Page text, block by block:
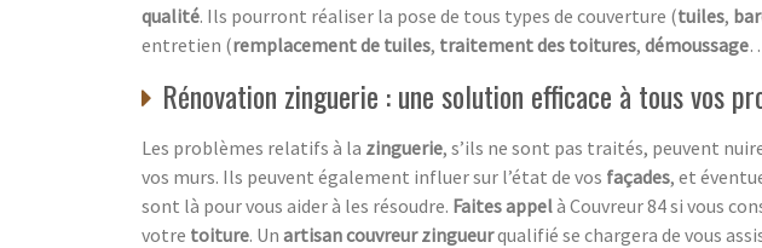
qualité. Ils pourront réaliser la pose de tous types de couverture (tuiles,
entretien (remplacement de tuiles, traitement des toitures, démoussage
Rénovation zinguerie : une solution efficace à tous vos
Les problèmes relatifs à la zinguerie, s’ils ne sont pas traités, peuvent
vos murs. Ils peuvent également influer sur l’état de vos façades, et
sont là pour vous aider à les résoudre. Faites appelà Couvreur 84 si vous
votre toiture. Un artisan couvreur zingueurqualifié se chargera de vous